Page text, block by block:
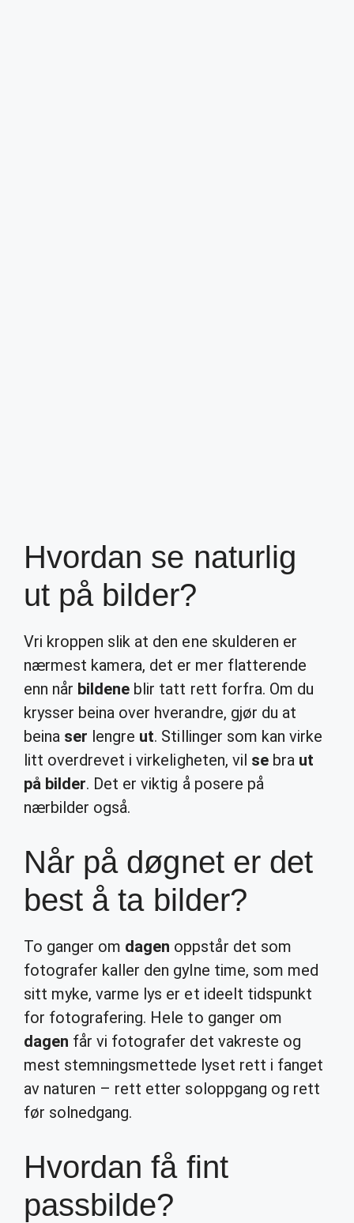
Hvordan se naturlig
ut på bilder?
Vri kroppen slik at den ene skulderen er
nærmest kamera, det er mer flatterende
enn når bildene blir tatt rett forfra. Om du
krysser beina over hverandre, gjør du at
beina ser lengre ut. Stillinger som kan virke
litt overdrevet i virkeligheten, vil sebra ut
på bilder. Det er viktig å posere på
nærbilder også.
Når på døgnet er det
best å ta bilder?
To ganger om dagen oppstår det som
fotografer kaller den gylne time, som med
sitt myke, varme lys er et ideelt tidspunkt
for fotografering. Hele to ganger om
dagen får vi fotografer det vakreste og
mest stemningsmettede lyset rett i fanget
av naturen – rett etter soloppgang og rett
før solnedgang.
Hvordan få fint
passbilde?